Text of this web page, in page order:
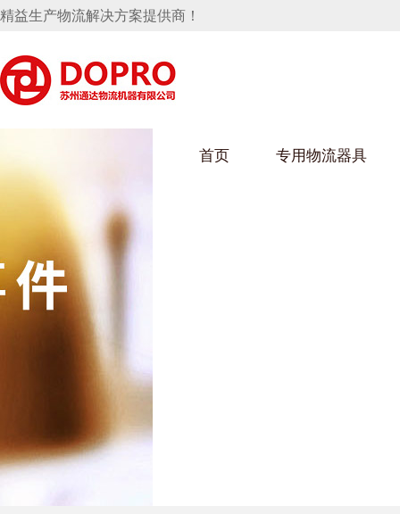
精益生产物流解决方案提供商！
首页 专用物流器具
麻豆天美在线观看架
速箱托盘 保险杠料架
冲压件料架
消声器料架
手推车
气瓶料架
藏式马桶水箱支架
汽车行业